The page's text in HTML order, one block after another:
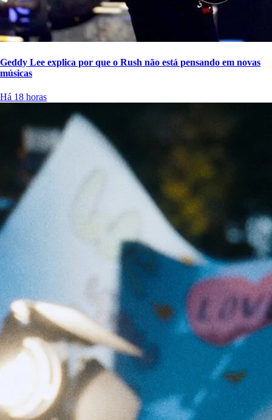
Geddy Lee explica por que o Rush não está pensando em novas
músicas
Há 18 horas